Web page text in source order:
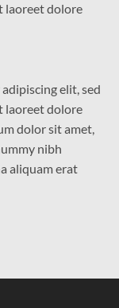
laoreet dolore
elit, sed
laoreet dolore
dolor sit amet,
nibh
aliquam erat